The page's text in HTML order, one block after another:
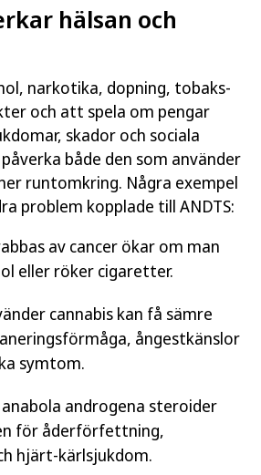
hälsan och
narkotika, dopning, tobaks-
och att spela om pengar
skador och sociala
både den som använder
runtomkring. Några exempel
problem kopplade till ANDTS:
av cancer ökar om man
eller röker cigaretter.
cannabis kan få sämre
ångestkänslor
symtom.
androgena steroider
för åderförfettning,
hjärt-kärlsjukdom.